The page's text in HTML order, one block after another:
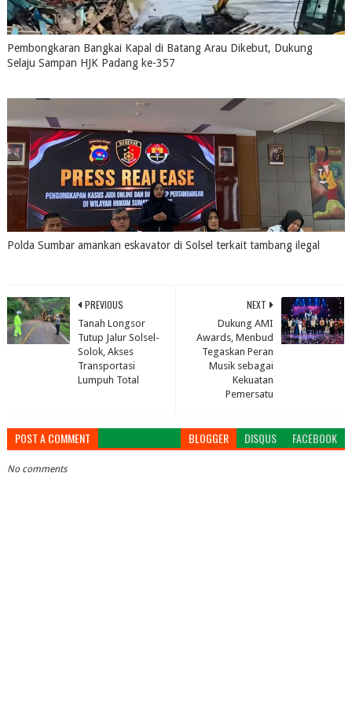
Pembongkaran Bangkai Kapal di Batang Arau Dikebut, Dukung
Selaju Sampan HJK Padang ke-357
Polda Sumbar amankan eskavator di Solsel terkait tambang ilegal
NEXT
Dukung AMI
Awards, Menbud
Tegaskan Peran
Musik sebagai
Kekuatan
Pemersatu
PREVIOUS
Tanah Longsor
Tutup Jalur Solsel-
Solok, Akses
Transportasi
Lumpuh Total
POST A COMMENT BLOGGER DISQUS FACEBOOK
No comments